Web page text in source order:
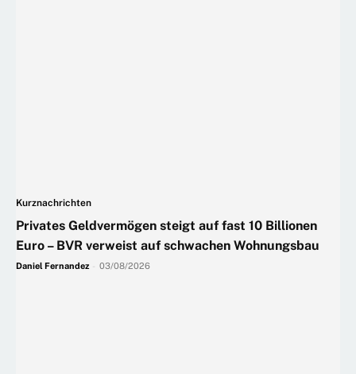
Kurznachrichten
Privates Geldvermögen steigt auf fast 10 Billionen
Euro – BVR verweist auf schwachen Wohnungsbau
Daniel Fernandez 03/08/2026